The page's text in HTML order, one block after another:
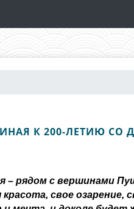
К 200-ЛЕТИЮ СО
– рядом с вершинами
свое озарение,